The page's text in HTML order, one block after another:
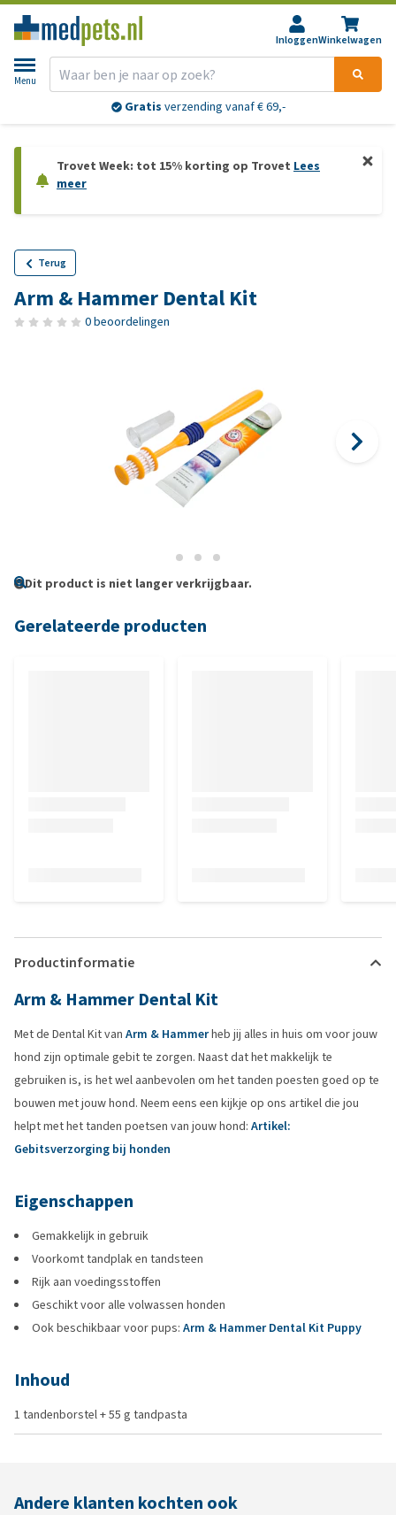
InloggenWinkelwagen
Menu
Gratis verzending vanaf € 69,-
Trovet Week: tot 15% korting op Trovet Lees
meer
Terug
Arm & Hammer Dental Kit
0 beoordelingen
Dit product is niet langer verkrijgbaar.
Gerelateerde producten
Productinformatie
Arm & Hammer Dental Kit
Met de Dental Kit van Arm & Hammerheb jij alles in huis om voor jouw
hond zijn optimale gebit te zorgen. Naast dat het makkelijk te
gebruiken is, is het wel aanbevolen om het tanden poesten goed op te
bouwen met jouw hond. Neem eens een kijkje op ons artikel die jou
helpt met het tanden poetsen van jouw hond: Artikel:
Gebitsverzorging bij honden
Eigenschappen
Gemakkelijk in gebruik
Voorkomt tandplak en tandsteen
Rijk aan voedingsstoffen
Geschikt voor alle volwassen honden
Ook beschikbaar voor pups: Arm & Hammer Dental Kit Puppy
Inhoud
1 tandenborstel + 55 g tandpasta
Andere klanten kochten ook